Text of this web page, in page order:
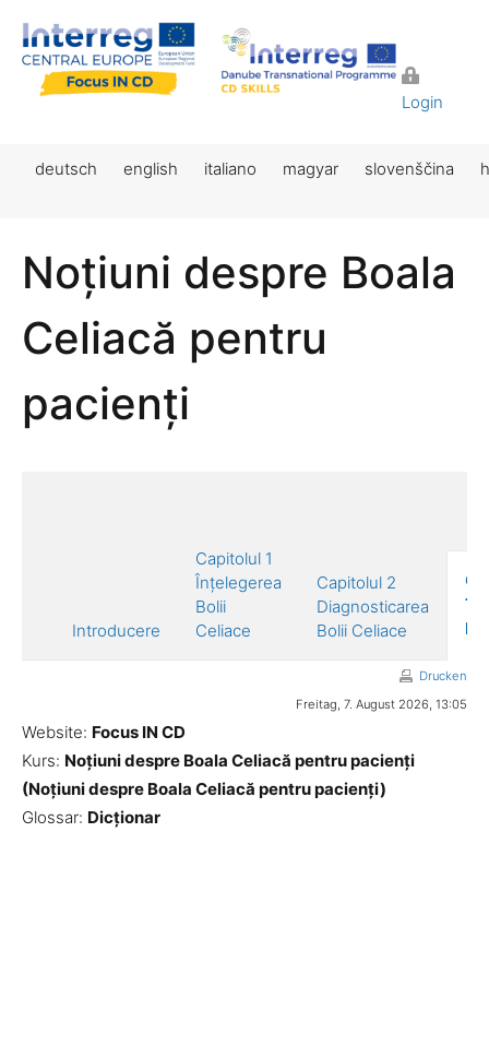
Login
deutsch english italiano magyar slovenščina
Noțiuni despre Boala
Celiacă pentru
pacienți
Introducere
Capitolul 1
Înțelegerea
Bolii
Celiace
Capitolul 2
Diagnosticarea
Bolii Celiace
Drucken
Freitag, 7. August 2026, 13:05
Website: Focus IN CD
Kurs: Noțiuni despre Boala Celiacă pentru pacienți
(Noțiuni despre Boala Celiacă pentru pacienți)
Glossar: Dicționar